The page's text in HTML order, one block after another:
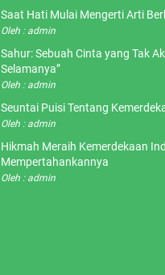
Saat Hati Mulai Mengerti Arti
Oleh : admin
Sahur: Sebuah Cinta yang Tak
Selamanya”
Oleh : admin
Seuntai Puisi Tentang
Oleh : admin
Hikmah Meraih Kemerdekaan
Mempertahankannya
Oleh : admin